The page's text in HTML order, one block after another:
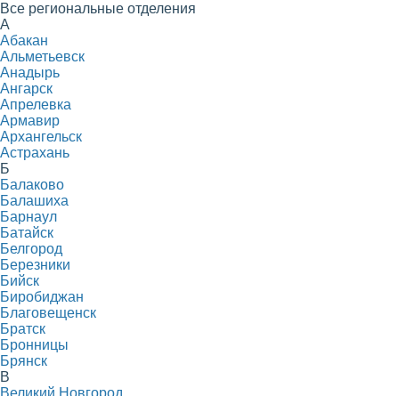
Все региональные отделения
А
Абакан
Альметьевск
Анадырь
Ангарск
Апрелевка
Армавир
Архангельск
Астрахань
Б
Балаково
Балашиха
Барнаул
Батайск
Белгород
Березники
Бийск
Биробиджан
Благовещенск
Братск
Бронницы
Брянск
В
Великий Новгород